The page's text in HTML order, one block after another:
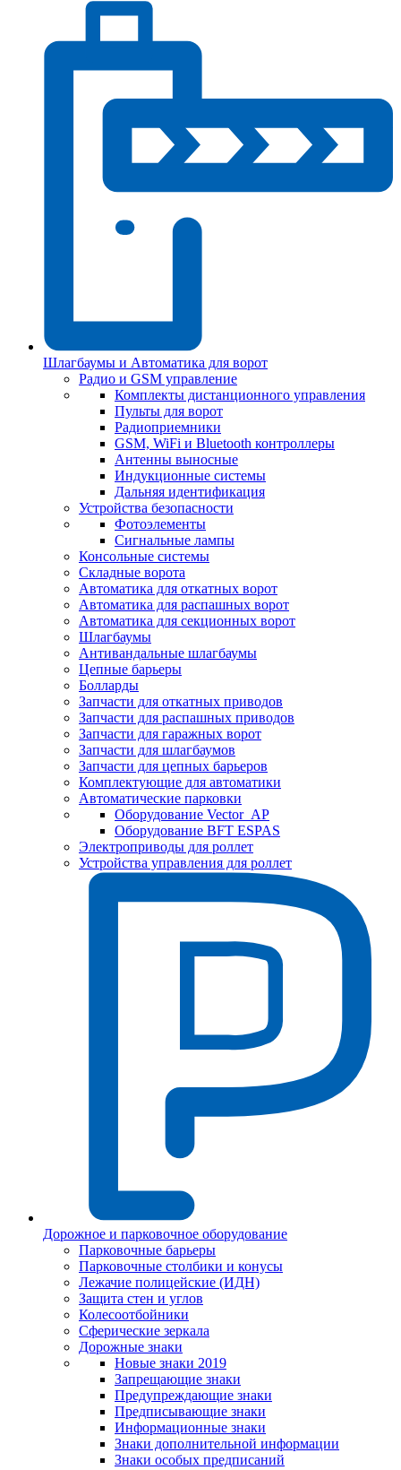
Шлагбаумы и Автоматика для ворот
Радио и GSM управление
Комплекты дистанционного управления
Пульты для ворот
Радиоприемники
GSM, WiFi и Bluetooth контроллеры
Антенны выносные
Индукционные системы
Дальняя идентификация
Устройства безопасности
Фотоэлементы
Сигнальные лампы
Консольные системы
Складные ворота
Автоматика для откатных ворот
Автоматика для распашных ворот
Автоматика для секционных ворот
Шлагбаумы
Антивандальные шлагбаумы
Цепные барьеры
Болларды
Запчасти для откатных приводов
Запчасти для распашных приводов
Запчасти для гаражных ворот
Запчасти для шлагбаумов
Запчасти для цепных барьеров
Комплектующие для автоматики
Автоматические парковки
Оборудование Vector_AP
Оборудование BFT ESPAS
Электроприводы для роллет
Устройства управления для роллет
Дорожное и парковочное оборудование
Парковочные барьеры
Парковочные столбики и конусы
Лежачие полицейские (ИДН)
Защита стен и углов
Колесоотбойники
Сферические зеркала
Дорожные знаки
Новые знаки 2019
Запрещающие знаки
Предупреждающие знаки
Предписывающие знаки
Информационные знаки
Знаки дополнительной информации
Знаки особых предписаний